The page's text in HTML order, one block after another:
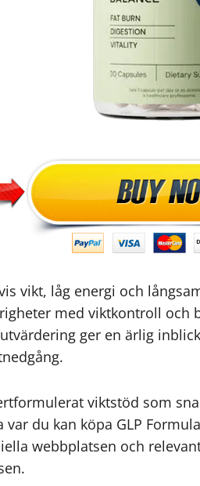
vikt, låg energi och
med viktkontroll
ger en ärlig
viktstöd som
du kan köpa GLP
webbplatsen och